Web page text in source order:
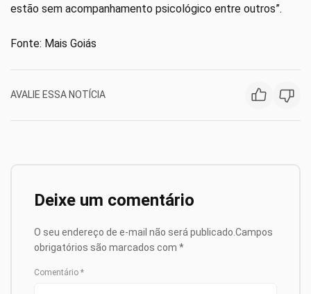
estão sem acompanhamento psicológico entre outros”.
Fonte: Mais Goiás
AVALIE ESSA NOTÍCIA
Deixe um comentário
O seu endereço de e-mail não será publicado. Campos
obrigatórios são marcados com *
Comentário *